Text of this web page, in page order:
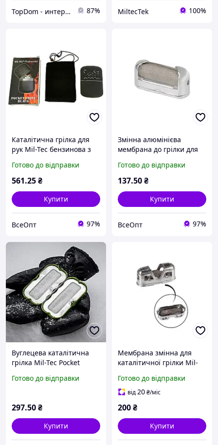
TopDom - интернет магазин топовых товаров для дома и офиса 87% MiltecTek 100%
Каталітична грілка для
рук Mil-Tec бензинова з
обігрівач Professional
Готово до відправки
561.25₴
Купити
ВсеОпт 97%
Змінна алюмінієва
мембрана до грілки для
ERSATZBRENNKOPF
(15277000)
Готово до відправки
137.50₴
Купити
ВсеОпт 97%
Вуглецева каталітична
грілка Mil-Tec Pocket
зимового тепла
Готово до відправки
297.50₴
Купити
Мембрана змінна для
каталітичної грілки Mil-
Готово до відправки
від20₴/міс
200₴
Купити